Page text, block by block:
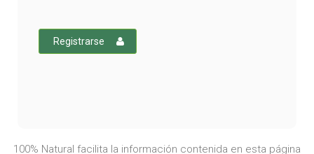
Registrarse
100% Natural facilita la información contenida en esta página